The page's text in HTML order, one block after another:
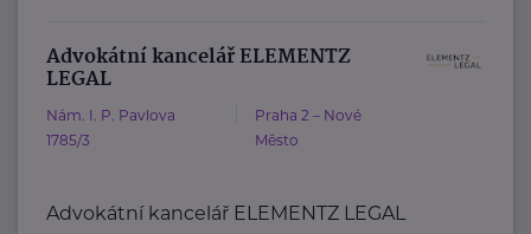
Advokátní kancelář ELEMENTZ
LEGAL
Nám. I. P. Pavlova
1785/3
Praha 2 – Nové
Město
Advokátní kancelář ELEMENTZ LEGAL